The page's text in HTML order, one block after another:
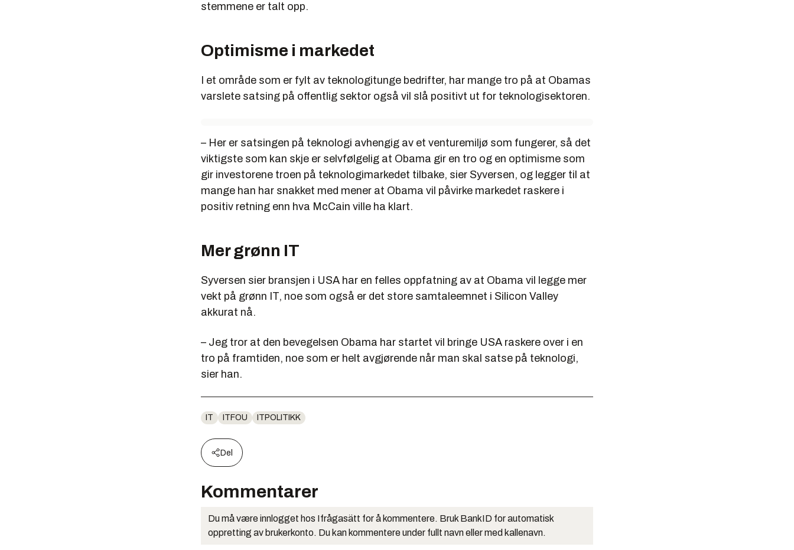
stemmene er talt opp.
Optimisme i markedet
I et område som er fylt av teknologitunge bedrifter, har mange tro på at Obamas
varslete satsing på offentlig sektor også vil slå positivt ut for teknologisektoren.
– Her er satsingen på teknologi avhengig av et venturemiljø som fungerer, så det
viktigste som kan skje er selvfølgelig at Obama gir en tro og en optimisme som
gir investorene troen på teknologimarkedet tilbake, sier Syversen, og legger til at
mange han har snakket med mener at Obama vil påvirke markedet raskere i
positiv retning enn hva McCain ville ha klart.
Mer grønn IT
Syversen sier bransjen i USA har en felles oppfatning av at Obama vil legge mer
vekt på grønn IT, noe som også er det store samtaleemnet i Silicon Valley
akkurat nå.
– Jeg tror at den bevegelsen Obama har startet vil bringe USA raskere over i en
tro på framtiden, noe som er helt avgjørende når man skal satse på teknologi,
sier han.
IT ITFOU ITPOLITIKK
Del
Kommentarer
Du må være innlogget hos Ifrågasätt for å kommentere. Bruk BankID for automatisk
oppretting av brukerkonto. Du kan kommentere under fullt navn eller med kallenavn.